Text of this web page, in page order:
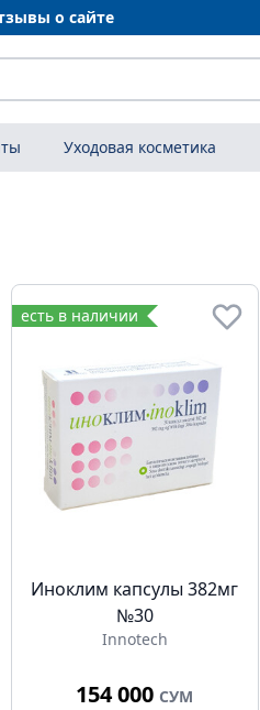
о сайте
Уходовая косметика
есть в наличии
Иноклим капсулы 382мг
№30
Innotech
154 000 СУМ